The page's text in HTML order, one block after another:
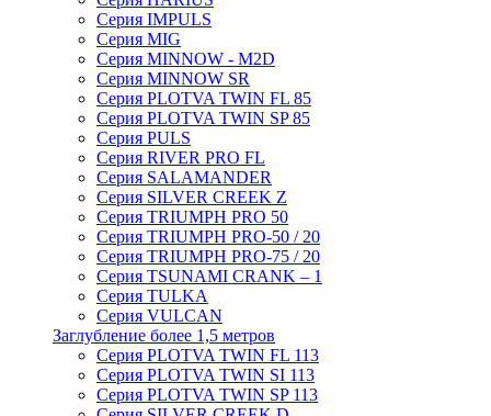
Серия IMPULS
Серия MIG
Серия MINNOW - M2D
Серия MINNOW SR
Серия PLOTVA TWIN FL 85
Серия PLOTVA TWIN SP 85
Серия PULS
Серия RIVER PRO FL
Серия SALAMANDER
Серия SILVER CREEK Z
Серия TRIUMPH PRO 50
Серия TRIUMPH PRO-50 / 20
Серия TRIUMPH PRO-75 / 20
Серия TSUNAMI CRANK – 1
Серия TULKA
Серия VULCAN
Заглубление более 1,5 метров
Серия PLOTVA TWIN FL 113
Серия PLOTVA TWIN SI 113
Серия PLOTVA TWIN SP 113